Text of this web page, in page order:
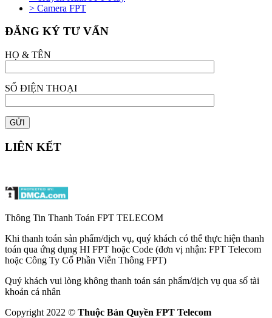
> Camera FPT
ĐĂNG KÝ TƯ VẤN
HỌ & TÊN
SỐ ĐIỆN THOẠI
LIÊN KẾT
Thông Tin Thanh Toán FPT TELECOM
Khi thanh toán sản phẩm/dịch vụ, quý khách có thể thực hiện thanh
toán qua ứng dụng HI FPT hoặc Code (đơn vị nhận: FPT Telecom
hoặc Công Ty Cổ Phần Viễn Thông FPT)
Quý khách vui lòng không thanh toán sản phẩm/dịch vụ qua số tài
khoản cá nhân
Copyright 2022 © Thuộc Bản Quyền FPT Telecom